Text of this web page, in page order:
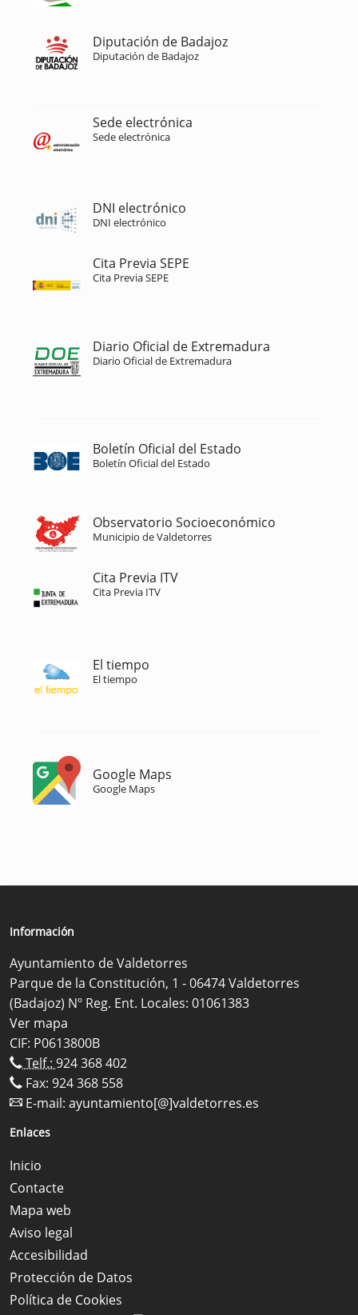
Diputación de Badajoz
Diputación de Badajoz
Sede electrónica
Sede electrónica
DNI electrónico
DNI electrónico
Cita Previa SEPE
Cita Previa SEPE
Diario Oficial de Extremadura
Diario Oficial de Extremadura
Boletín Oficial del Estado
Boletín Oficial del Estado
Observatorio Socioeconómico
Municipio de Valdetorres
Cita Previa ITV
Cita Previa ITV
El tiempo
El tiempo
Google Maps
Google Maps
Información
Ayuntamiento de Valdetorres
Parque de la Constitución, 1 - 06474 Valdetorres
(Badajoz) Nº Reg. Ent. Locales: 01061383
Ver mapa
CIF: P0613800B
Telf.: 924 368 402
Fax: 924 368 558
E-mail: ayuntamiento[@]valdetorres.es
Enlaces
Inicio
Contacte
Mapa web
Aviso legal
Accesibilidad
Protección de Datos
Política de Cookies